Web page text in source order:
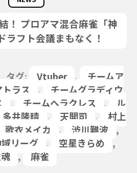
！ プロアマ混合麻雀「神
ラフト会議まもなく！
グ: Vtuber ,
チームア
ラス ,
チームグラディウ
, チームヘラクレス ,
ル
多井隆晴 , 天開司 ,
村上
歌衣メイカ , 渋川難波
,
リーグ , 空星きらめ
,
, 麻雀